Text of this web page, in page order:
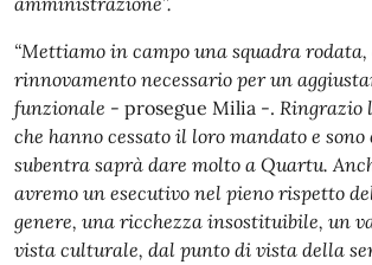
“Mettiamo in campo una squadra
rinnovamento necessario per un
funzionale - prosegue Milia -. Ringrazio
che hanno cessato il loro mandato e
subentra saprà dare molto a Quartu.
avremo un esecutivo nel pieno rispetto
genere, una ricchezza insostituibile, un
vista culturale, dal punto di vista della